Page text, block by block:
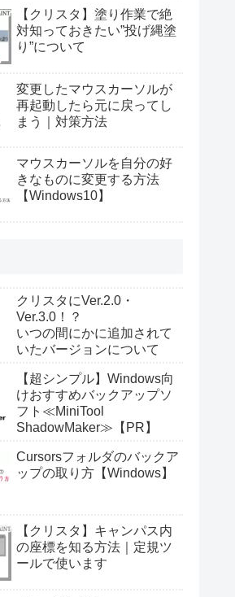
【クリスタ】塗り作業で絶
対知っておきたい”投げ縄塗
り”について
変更したマウスカーソルが
再起動したら元に戻ってし
まう｜対策方法
マウスカーソルを自分の好
きなものに変更する方法
【Windows10】
クリスタにVer.2.0・
Ver.3.0！？
いつの間にかに追加されて
いたバージョンについて
【超シンプル】Windows向
けおすすめバックアップソ
フト≪MiniTool
ShadowMaker≫【PR】
Cursorsフォルダのバックア
ップの取り方【Windows】
【クリスタ】キャンパス内
の座標を知る方法｜定規ツ
ールで使います